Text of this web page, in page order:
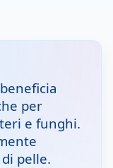
per
e funghi.
pelle.